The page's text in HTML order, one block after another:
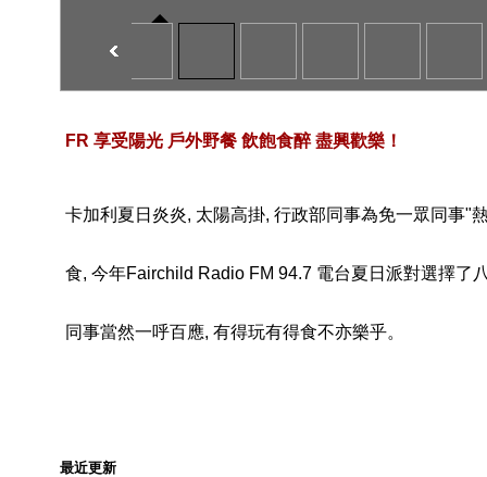
FR 享受陽光 戶外野餐 飲飽食醉 盡興歡樂！
卡加利夏日炎炎, 太陽高掛, 行政部同事為免一眾同事"
食, 今年Fairchild Radio FM 94.7 電台夏日派對選擇了
同事當然一呼百應, 有得玩有得食不亦樂乎。
最近更新